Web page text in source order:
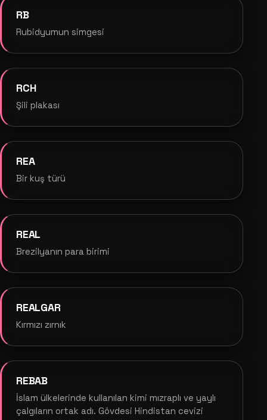
RB
Rubidyumun simgesi
RCH
Şili plakası
REA
Bir kuş türü
REAL
Brezilyanın para birimi
REALGAR
Kırmızı zırnık
REBAB
İslam ülkelerinde kullanılan kimi mızraplı ve yaylı
çalgıların ortak adı. Gövdesi Hindistan cevizi